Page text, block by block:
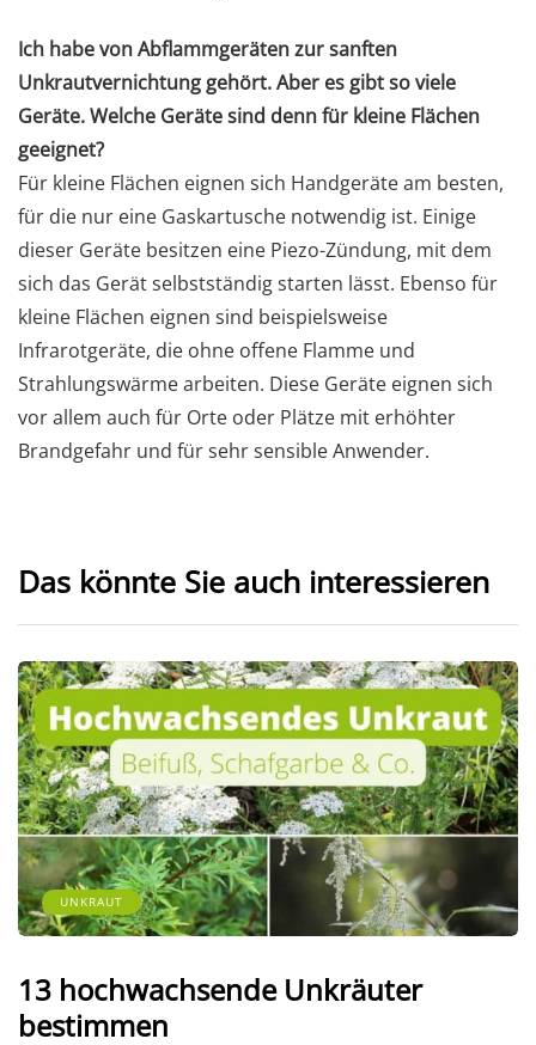
Ich habe von Abflammgeräten zur sanften
Unkrautvernichtung gehört. Aber es gibt so viele
Geräte. Welche Geräte sind denn für kleine Flächen
geeignet?
Für kleine Flächen eignen sich Handgeräte am besten,
für die nur eine Gaskartusche notwendig ist. Einige
dieser Geräte besitzen eine Piezo-Zündung, mit dem
sich das Gerät selbstständig starten lässt. Ebenso für
kleine Flächen eignen sind beispielsweise
Infrarotgeräte, die ohne offene Flamme und
Strahlungswärme arbeiten. Diese Geräte eignen sich
vor allem auch für Orte oder Plätze mit erhöhter
Brandgefahr und für sehr sensible Anwender.
Das könnte Sie auch interessieren
UNKRAUT
13 hochwachsende Unkräuter
bestimmen